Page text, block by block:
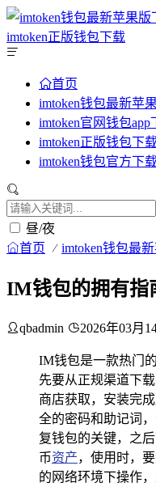
首页
imtoken钱包最新苹
imtoken官网钱包app
imtoken正版钱包下
imtoken钱包官方下
昼/夜
首页 imtoken钱包最
IM钱包的拥有指
qbadmin 2026年03月
IM钱包是一款热门
先要从正规渠道下
商店获取，安装完
全的密码和助记词
复钱包的关键，之
币资产，使用时，
的网络环境下操作